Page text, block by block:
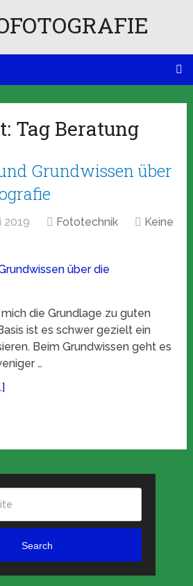
Tag Beratung
Grundwissen über
2019 Fototechnik
Keine
die Grundlage zu guten
ist es schwer gezielt ein
Beim Grundwissen geht es
…
Search